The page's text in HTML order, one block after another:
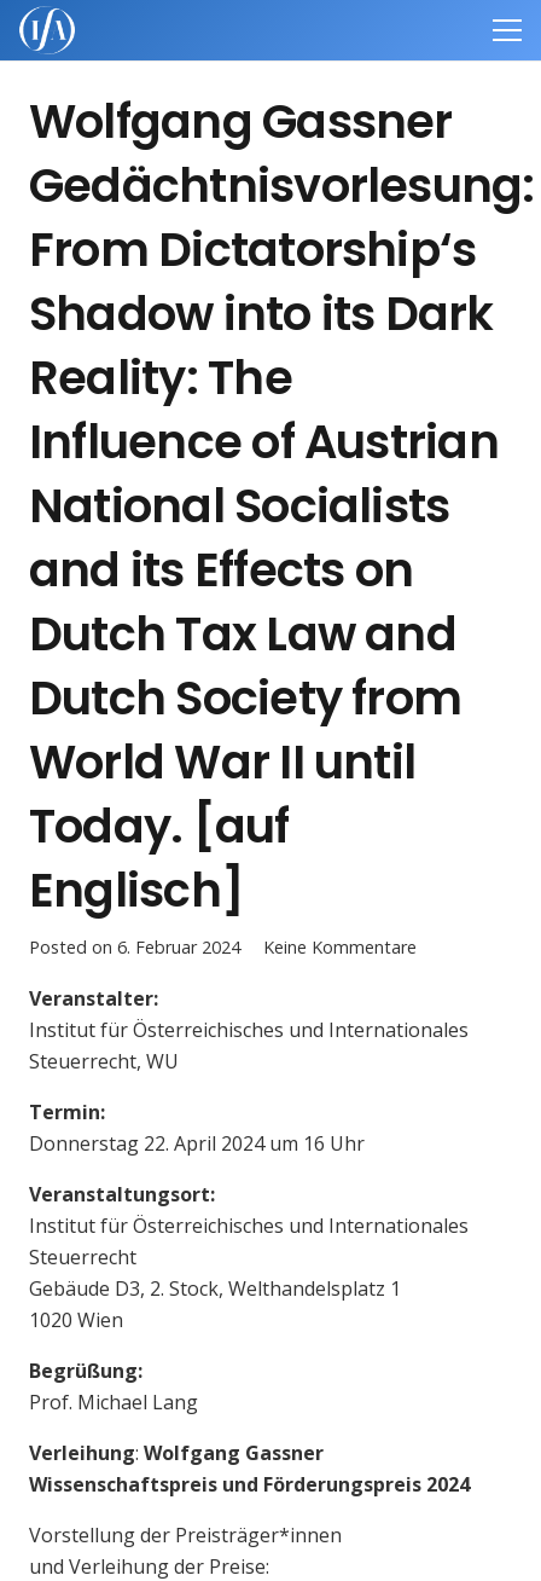
Wolfgang Gassner
Gedächtnisvorlesung:
From Dictatorship‘s
Shadow into its Dark
Reality: The
Influence of Austrian
National Socialists
and its Effects on
Dutch Tax Law and
Dutch Society from
World War II until
Today. [auf
Englisch]
Posted on 6. Februar 2024 Keine Kommentare
Veranstalter:
Institut für Österreichisches und Internationales
Steuerrecht, WU
Termin:
Donnerstag 22. April 2024 um 16 Uhr
Veranstaltungsort:
Institut für Österreichisches und Internationales
Steuerrecht
Gebäude D3, 2. Stock, Welthandelsplatz 1
1020 Wien
Begrüßung:
Prof. Michael Lang
Verleihung: Wolfgang Gassner
Wissenschaftspreis und Förderungspreis 2024
Vorstellung der Preisträger*innen
und Verleihung der Preise: